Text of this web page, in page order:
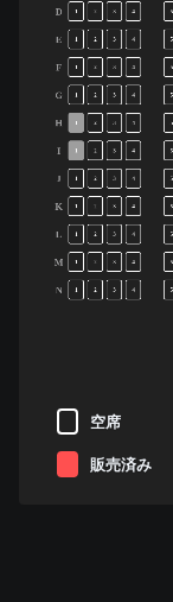
D
E
F
G
H
I
J
K
L
M
N
1 2 3 4 5
2 3 4 5
1 2 3 4 5
2 3 4 5
1 2 3 4 5
2 3 5
1 2 3 4 5
1 2 3 4 5
1 2 3 4 5
1 2 3 4 5
1 2 3 4 5
空席
販売済み